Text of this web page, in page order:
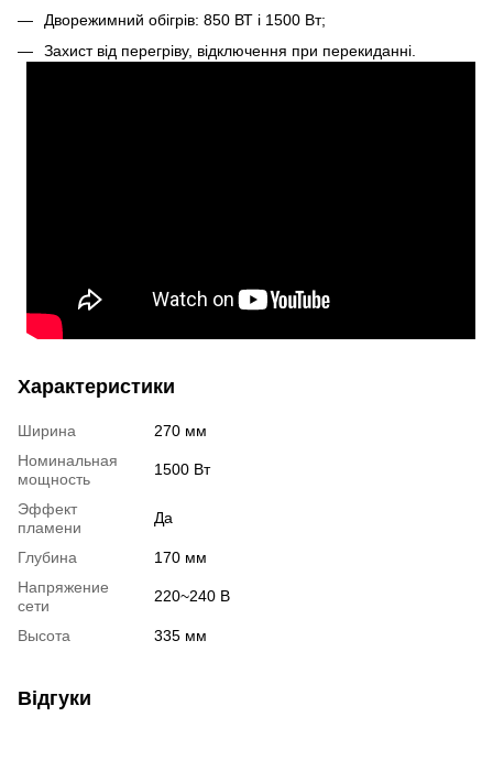
Дворежимний обігрів: 850 ВТ і 1500 Вт;
Захист від перегріву, відключення при перекиданні.
Характеристики
Ширина
270 мм
Номинальная
мощность
1500 Вт
Эффект
пламени
Да
Глубина
170 мм
Напряжение
сети
220~240 В
Высота 335 мм
Відгуки